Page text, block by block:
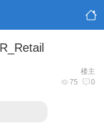
楼主
75 0